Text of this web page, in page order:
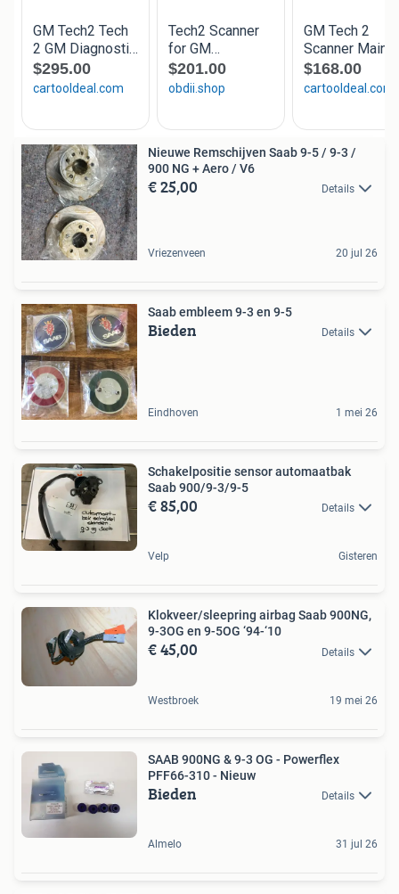
Nieuwe Remschijven Saab 9-5 / 9-3 /
900 NG + Aero / V6
€ 25,00 Details
Vriezenveen 20 jul 26
Saab embleem 9-3 en 9-5
Bieden Details
Eindhoven 1 mei 26
Schakelpositie sensor automaatbak
Saab 900/9-3/9-5
€ 85,00 Details
Velp Gisteren
Klokveer/sleepring airbag Saab 900NG,
9-3OG en 9-5OG ‘94-‘10
€ 45,00 Details
Westbroek 19 mei 26
SAAB 900NG & 9-3 OG - Powerflex
PFF66-310 - Nieuw
Bieden Details
Almelo 31 jul 26